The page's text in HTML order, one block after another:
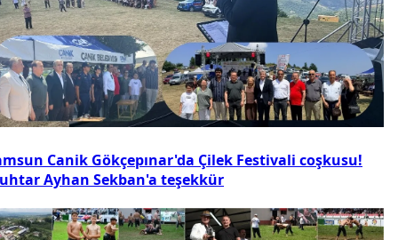
Canik Gökçepınar'da Çilek Festivali coşkusu!
Ayhan Sekban'a teşekkür